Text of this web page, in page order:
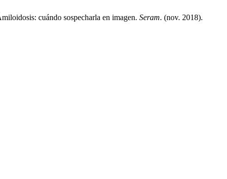
cuándo sospecharla en imagen. Seram. (nov. 2018).